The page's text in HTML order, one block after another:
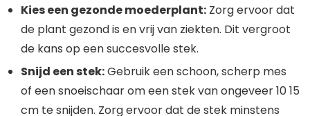
Kies een gezonde moederplant: Zorg ervoor dat
de plant gezond is en vrij van ziekten. Dit vergroot
de kans op een succesvolle stek.
Snijd een stek:Gebruik een schoon, scherp mes
of een snoeischaar om een stek van ongeveer 10 15
cm te snijden. Zorg ervoor dat de stek minstens